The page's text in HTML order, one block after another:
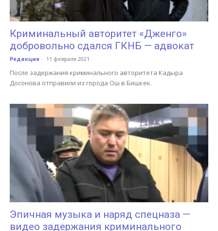
Криминальный авторитет «Дженго»
добровольно сдался ГКНБ — адвокат
Редакция - 11 февраля 2021
После задержания криминального авторитета Кадыра
Досонова отправили из города Ош в Бишкек.
Эпичная музыка и наряд спецназа —
видео задержания криминального